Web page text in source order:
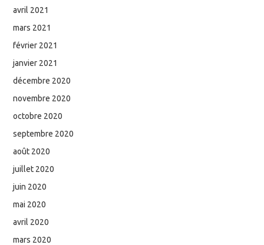
avril 2021
mars 2021
février 2021
janvier 2021
décembre 2020
novembre 2020
octobre 2020
septembre 2020
août 2020
juillet 2020
juin 2020
mai 2020
avril 2020
mars 2020